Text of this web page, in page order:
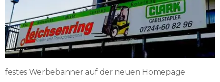
festes Werbebanner auf der neuen Homepage